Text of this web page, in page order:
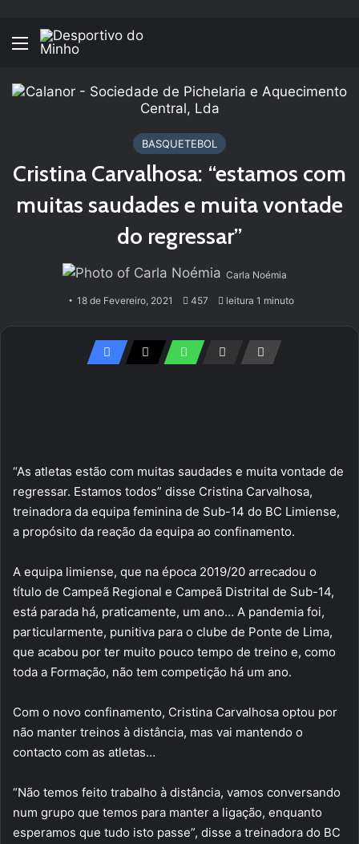
Menu
BASQUETEBOL
Cristina Carvalhosa: “estamos com
muitas saudades e muita vontade
do regressar”
Carla Noémia
18 de Fevereiro, 2021 457 leitura 1 minuto
“As atletas estão com muitas saudades e muita vontade de
regressar. Estamos todos” disse Cristina Carvalhosa,
treinadora da equipa feminina de Sub-14 do BC Limiense,
a propósito da reação da equipa ao confinamento.
A equipa limiense, que na época 2019/20 arrecadou o
título de Campeã Regional e Campeã Distrital de Sub-14,
está parada há, praticamente, um ano… A pandemia foi,
particularmente, punitiva para o clube de Ponte de Lima,
que acabou por ter muito pouco tempo de treino e, como
toda a Formação, não tem competição há um ano.
Com o novo confinamento, Cristina Carvalhosa optou por
não manter treinos à distância, mas vai mantendo o
contacto com as atletas…
“Não temos feito trabalho à distância, vamos conversando
num grupo que temos para manter a ligação, enquanto
esperamos que tudo isto passe”, disse a treinadora do BC